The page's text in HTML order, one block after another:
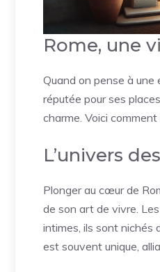
Rome, une
Quand on pense à une
réputée pour ses
charme. Voici comment
L’univers
Plonger au cœur de
de son art de vivre.
intimes, ils sont nichés
est souvent unique,